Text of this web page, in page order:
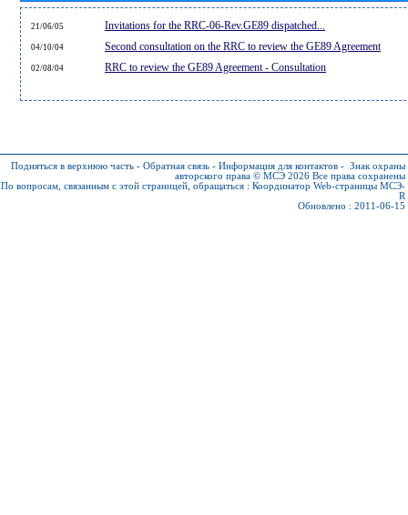
21/06/05 Invitations for the RRC-06-Rev.GE89 dispatched...
04/10/04 Second consultation on the RRC to review the GE89 Agreement
02/08/04 RRC to review the GE89 Agreement - Consultation
Подняться в верхнюю часть - Обратная связь - Информация для контактов - Знак охраны
авторского права © МСЭ 2026 Все права сохранены
По вопросам, связанным с этой страницей, обращаться : Координатор Web-страницы МСЭ-
R
Обновлено : 2011-06-15